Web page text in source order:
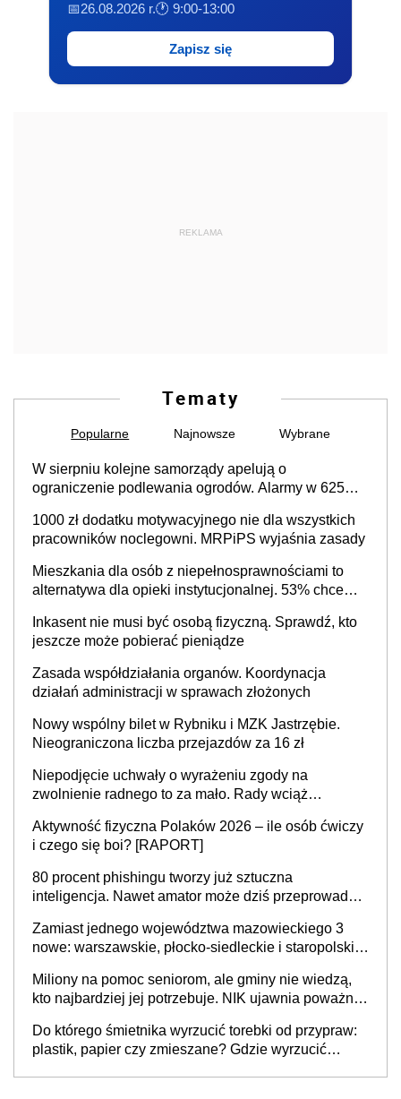
📅26.08.2026 r.🕐 9:00-13:00
Zapisz się
REKLAMA
Tematy
Popularne Najnowsze Wybrane
W sierpniu kolejne samorządy apelują o
ograniczenie podlewania ogrodów. Alarmy w 625
cały kraj
1000 zł dodatku motywacyjnego nie dla wszystkich
pracowników noclegowni. MRPiPS wyjaśnia zasady
Mieszkania dla osób z niepełnosprawnościami to
alternatywa dla opieki instytucjonalnej. 53% chce
Inkasent nie musi być osobą fizyczną. Sprawdź, kto
jeszcze może pobierać pieniądze
Zasada współdziałania organów. Koordynacja
działań administracji w sprawach złożonych
Nowy wspólny bilet w Rybniku i MZK Jastrzębie.
Nieograniczona liczba przejazdów za 16 zł
Niepodjęcie uchwały o wyrażeniu zgody na
zwolnienie radnego to za mało. Rady wciąż
sprawy
Aktywność fizyczna Polaków 2026 – ile osób ćwiczy
i czego się boi? [RAPORT]
80 procent phishingu tworzy już sztuczna
inteligencja. Nawet amator może dziś przeprowadzić
Zamiast jednego województwa mazowieckiego 3
nowe: warszawskie, płocko-siedleckie i staropolskie.
stołecznych
Miliony na pomoc seniorom, ale gminy nie wiedzą,
kto najbardziej jej potrzebuje. NIK ujawnia poważną
Do którego śmietnika wyrzucić torebki od przypraw:
plastik, papier czy zmieszane? Gdzie wyrzucić